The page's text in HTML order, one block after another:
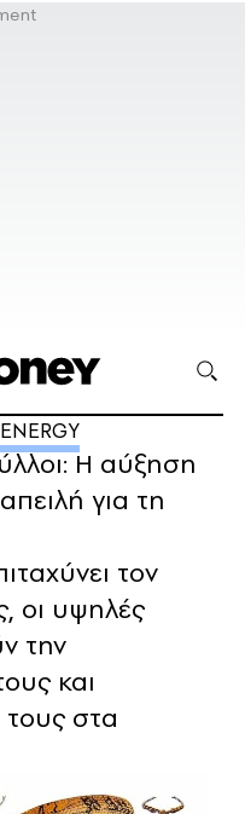
Η αύξηση
για τη
τον
οι υψηλές
την
και
τους στα